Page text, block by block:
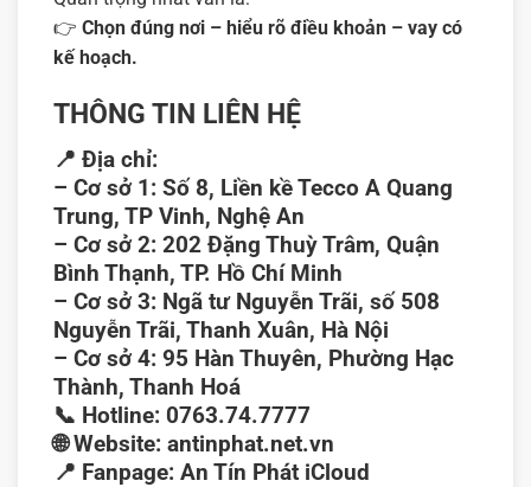
👉 Chọn đúng nơi – hiểu rõ điều khoản – vay có
kế hoạch.
THÔNG TIN LIÊN HỆ
📍 Địa chỉ:
– Cơ sở 1: Số 8, Liền kề Tecco A Quang
Trung, TP Vinh, Nghệ An
– Cơ sở 2: 202 Đặng Thuỳ Trâm, Quận
Bình Thạnh, TP. Hồ Chí Minh
– Cơ sở 3: Ngã tư Nguyễn Trãi, số 508
Nguyễn Trãi, Thanh Xuân, Hà Nội
– Cơ sở 4: 95 Hàn Thuyên, Phường Hạc
Thành, Thanh Hoá
📞 Hotline: 0763.74.7777
🌐Website: antinphat.net.vn
📍 Fanpage: An Tín Phát iCloud